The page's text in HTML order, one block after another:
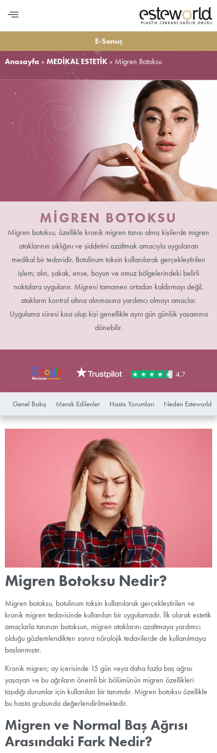
E-Sonuç
Anasayfa » MEDİKAL ESTETİK » Migren Botoksu
MIGREN BOTOKSU
Migren botoksu, özellikle kronik migren tanısı almış kişilerde migren
ataklarının sıklığını ve şiddetini azaltmak amacıyla uygulanan
medikal bir tedavidir. Botulinum toksin kullanılarak gerçekleştirilen
işlem; alın, şakak, ense, boyun ve omuz bölgelerindeki belirli
noktalara uygulanır. Migreni tamamen ortadan kaldırmayı değil,
atakların kontrol altına alınmasına yardımcı olmayı amaçlar.
Uygulama süresi kısa olup kişi genellikle aynı gün günlük yaşamına
dönebilir.
Genel Bakış Merak Edilenler Hasta Yorumları Neden Esteworld
Migren Botoksu Nedir?
Migren botoksu, botulinum toksin kullanılarak gerçekleştirilen ve
kronik migren tedavisinde kullanılan bir uygulamadır. İlk olarak estetik
amaçlarla tanınan botoksun, migren ataklarını azaltmaya yardımcı
olduğu gözlemlendikten sonra nörolojik tedavilerde de kullanılmaya
başlanmıştır.
Kronik migren; ay içerisinde 15 gün veya daha fazla baş ağrısı
yaşayan ve bu ağrıların önemli bir bölümünün migren özellikleri
taşıdığı durumlar için kullanılan bir tanımdır. Migren botoksu özellikle
bu hasta grubunda değerlendirilmektedir.
Migren ve Normal Baş Ağrısı
Arasındaki Fark Nedir?